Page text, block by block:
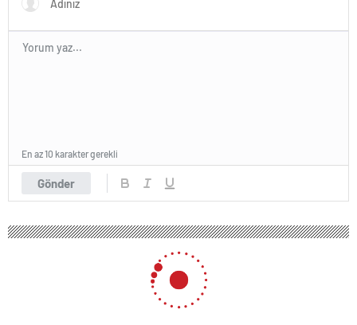
Gönder
En az 10 karakter gerekli